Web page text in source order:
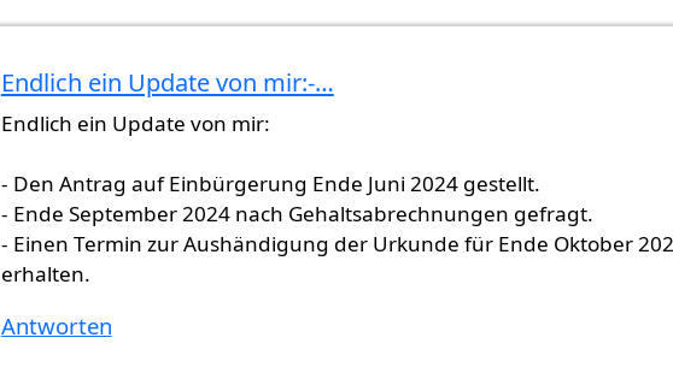
Endlich ein Update von mir:-…
Endlich ein Update von mir:
- Den Antrag auf Einbürgerung Ende Juni 2024 gestellt.
- Ende September 2024 nach Gehaltsabrechnungen gefragt.
- Einen Termin zur Aushändigung der Urkunde für Ende Oktober
erhalten.
Antworten